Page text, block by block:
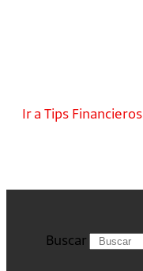
Ir a Tips Financieros
Buscar